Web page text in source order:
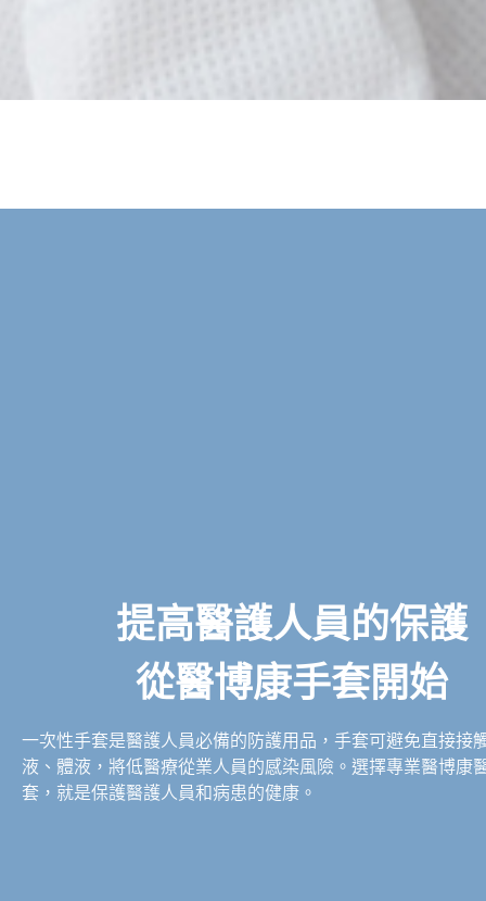
提高醫護人員的保護
從醫博康手套開始
一次性手套是醫護人員必備的防護用品，手套可避免直接接
液、體液，將低醫療從業人員的感染風險。選擇專業醫博康
套，就是保護醫護人員和病患的健康。